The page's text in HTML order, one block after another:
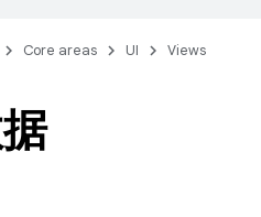
Core areas UI
Views